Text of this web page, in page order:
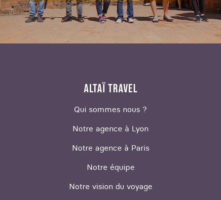
ALTAÏ TRAVEL
Qui sommes nous ?
Notre agence à Lyon
Notre agence à Paris
Notre équipe
Notre vision du voyage